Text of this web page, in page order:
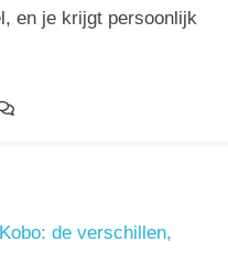
en je krijgt persoonlijk
de verschillen,